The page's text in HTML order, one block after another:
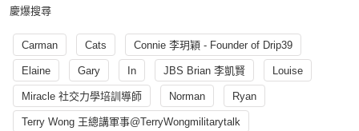
慶爆搜尋
Carman Cats Connie 李玥穎 - Founder of Drip39
Elaine Gary In JBS Brian 李凱賢 Louise
Miracle 社交力學培訓導師 Norman Ryan
Terry Wong 王總講軍事@TerryWongmilitarytalk